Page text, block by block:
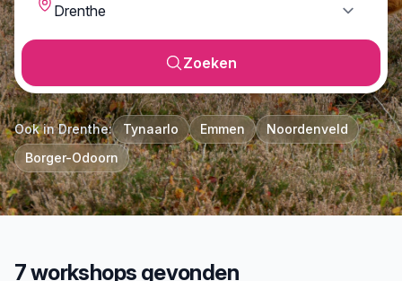
Zoeken
Ook in Drenthe: Tynaarlo Emmen
Noordenveld
Borger-Odoorn
7 workshops gevonden